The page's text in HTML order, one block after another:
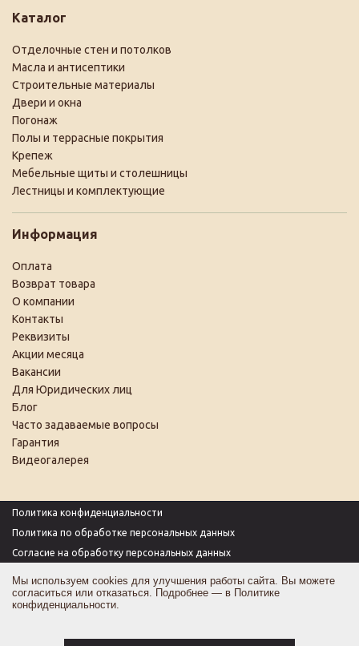
Каталог
Отделочные стен и потолков
Масла и антисептики
Строительные материалы
Двери и окна
Погонаж
Полы и террасные покрытия
Крепеж
Мебельные щиты и столешницы
Лестницы и комплектующие
Информация
Оплата
Возврат товара
О компании
Контакты
Реквизиты
Акции месяца
Вакансии
Для Юридических лиц
Блог
Часто задаваемые вопросы
Гарантия
Видеогалерея
Политика конфиденциальности
Политика по обработке персональных данных
Согласие на обработку персональных данных
Согласие на получение рекламы
Оферта
Мы используем cookies для улучшения работы сайта. Вы можете
согласиться или отказаться. Подробнее — в Политике
конфиденциальности.